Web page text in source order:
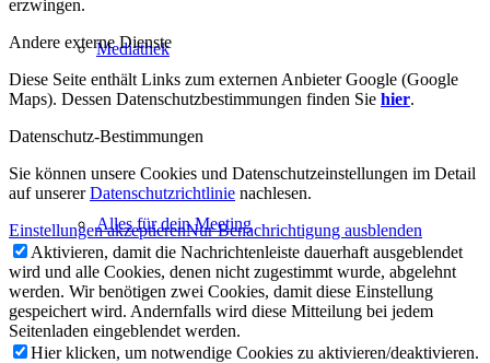
Mediathek
Alles für dein Meeting
erzwingen.
Andere externe Dienste
Diese Seite enthält Links zum externen Anbieter Google (Google
Maps). Dessen Datenschutzbestimmungen finden Sie hier.
Datenschutz-Bestimmungen
Sie können unsere Cookies und Datenschutzeinstellungen im Detail
auf unsererDatenschutzrichtlinie nachlesen.
Einstellungen akzeptierenNur Benachrichtigung ausblenden
Aktivieren, damit die Nachrichtenleiste dauerhaft ausgeblendet
wird und alle Cookies, denen nicht zugestimmt wurde, abgelehnt
werden. Wir benötigen zwei Cookies, damit diese Einstellung
gespeichert wird. Andernfalls wird diese Mitteilung bei jedem
Seitenladen eingeblendet werden.
Hier klicken, um notwendige Cookies zu aktivieren/deaktivieren.